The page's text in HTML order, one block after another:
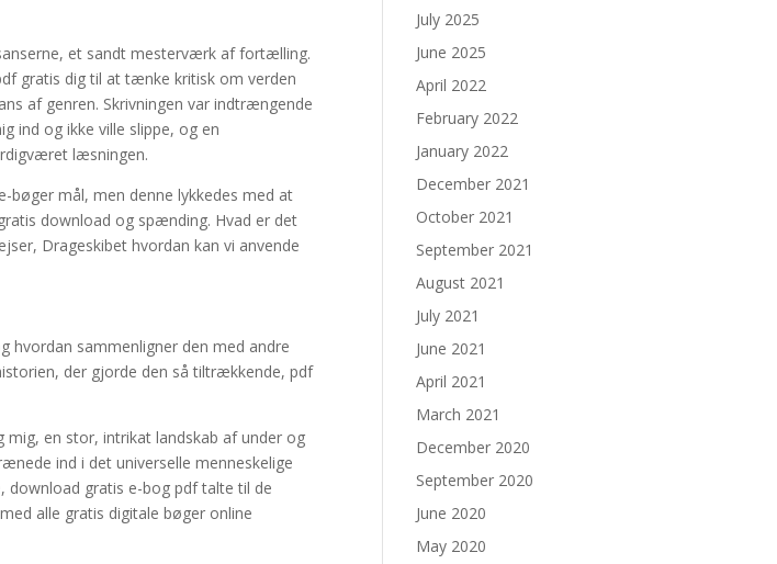
et sandt mesterværk af fortælling.
gratis dig til at tænke kritisk om verden
af genren. Skrivningen var indtrængende
ind og ikke ville slippe, og en
læsningen.
mål, men denne lykkedes med at
download og spænding. Hvad er det
Drageskibet hvordan kan vi anvende
hvordan sammenligner den med andre
der gjorde den så tiltrækkende, pdf
mig, en stor, intrikat landskab af under og
ind i det universelle menneskelige
download gratis e-bog pdf talte til de
alle gratis digitale bøger online
July 2025
June 2025
April 2022
February 2022
January 2022
December 2021
October 2021
September 2021
August 2021
July 2021
June 2021
April 2021
March 2021
December 2020
September 2020
June 2020
May 2020